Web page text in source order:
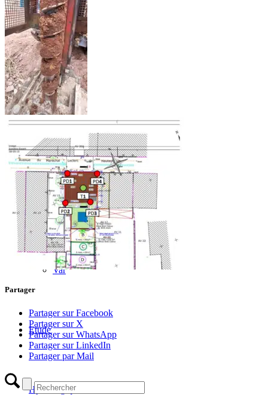
Non Collectif
Aude
Bouches-du-Rhône
Haute-Garonne
Var
Etude
Hydrologique
Partager
Partager sur Facebook
Partager sur X
Partager sur WhatsApp
Partager sur LinkedIn
Partager par Mail